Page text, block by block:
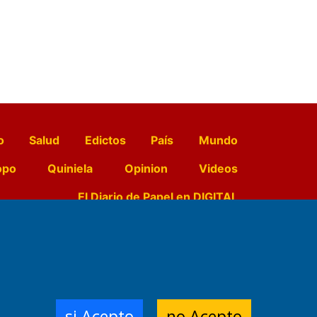
Salud Edictos País
Mundo
Quiniela Opinion
Videos
El Diario de Papel en DIGITAL